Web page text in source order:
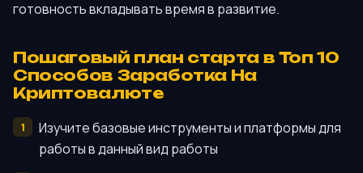
готовность вкладывать время в развитие.
Пошаговый план старта в Топ 10
Способов Заработка На
Криптовалюте
Изучите базовые инструменты и платформы для
работы в данный вид работы